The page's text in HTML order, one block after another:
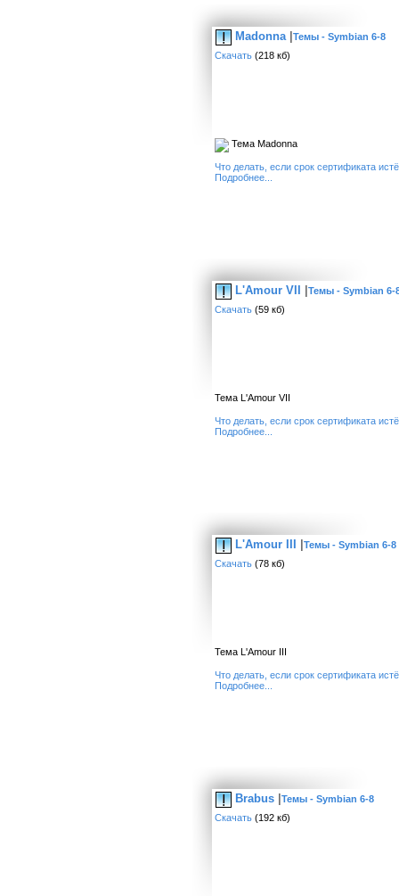
Madonna |Темы - Symbian 6-8
Скачать (218 кб)
Тема Madonna
Что делать, если срок сертификата
Подробнее...
L'Amour VII |Темы - Symbian 6-
Скачать (59 кб)
Тема L'Amour VII
Что делать, если срок сертификата
Подробнее...
L'Amour III |Темы - Symbian 6-8
Скачать (78 кб)
Тема L'Amour III
Что делать, если срок сертификата
Подробнее...
Brabus |Темы - Symbian 6-8
Скачать (192 кб)